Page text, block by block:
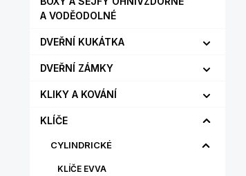
A VODĚODOLNÉ
DVEŘNÍ KUKÁTKA
DVEŘNÍ ZÁMKY
KLIKY A KOVÁNÍ
KLÍČE
CYLINDRICKÉ
KLÍČE EVVA